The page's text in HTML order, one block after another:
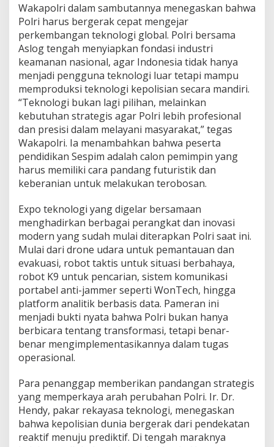
Wakapolri dalam sambutannya menegaskan bahwa
Polri harus bergerak cepat mengejar
perkembangan teknologi global. Polri bersama
Aslog tengah menyiapkan fondasi industri
keamanan nasional, agar Indonesia tidak hanya
menjadi pengguna teknologi luar tetapi mampu
memproduksi teknologi kepolisian secara mandiri.
“Teknologi bukan lagi pilihan, melainkan
kebutuhan strategis agar Polri lebih profesional
dan presisi dalam melayani masyarakat,” tegas
Wakapolri. Ia menambahkan bahwa peserta
pendidikan Sespim adalah calon pemimpin yang
harus memiliki cara pandang futuristik dan
keberanian untuk melakukan terobosan.
Expo teknologi yang digelar bersamaan
menghadirkan berbagai perangkat dan inovasi
modern yang sudah mulai diterapkan Polri saat ini.
Mulai dari drone udara untuk pemantauan dan
evakuasi, robot taktis untuk situasi berbahaya,
robot K9 untuk pencarian, sistem komunikasi
portabel anti-jammer seperti WonTech, hingga
platform analitik berbasis data. Pameran ini
menjadi bukti nyata bahwa Polri bukan hanya
berbicara tentang transformasi, tetapi benar-
benar mengimplementasikannya dalam tugas
operasional.
Para penanggap memberikan pandangan strategis
yang memperkaya arah perubahan Polri. Ir. Dr.
Hendy, pakar rekayasa teknologi, menegaskan
bahwa kepolisian dunia bergerak dari pendekatan
reaktif menuju prediktif. Di tengah maraknya